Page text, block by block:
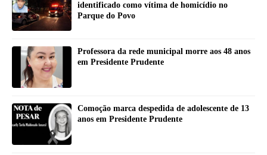
identificado como vítima de homicídio no
Parque do Povo
Professora da rede municipal morre aos 48 anos
em Presidente Prudente
Comoção marca despedida de adolescente de 13
anos em Presidente Prudente